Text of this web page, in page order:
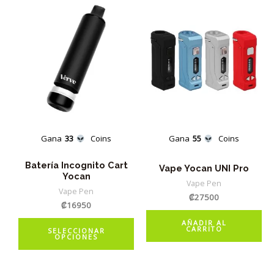
Gana 33 Coins
Batería Incognito Cart
Yocan
Vape Pen
₡16950
SELECCIONAR
OPCIONES
Este
Gana 55 Coins
Vape Yocan UNI Pro
Vape Pen
₡27500
AÑADIR AL
CARRITO